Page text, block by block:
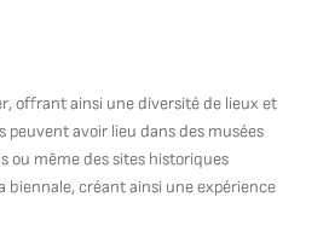
offrant ainsi une diversité de lieux et
peuvent avoir lieu dans des musées
ou même des sites historiques
biennale, créant ainsi une expérience